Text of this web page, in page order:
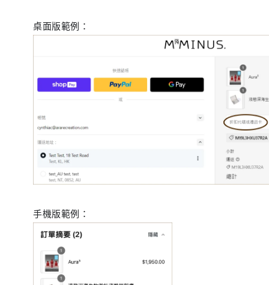
桌面版範例：
手機版範例：